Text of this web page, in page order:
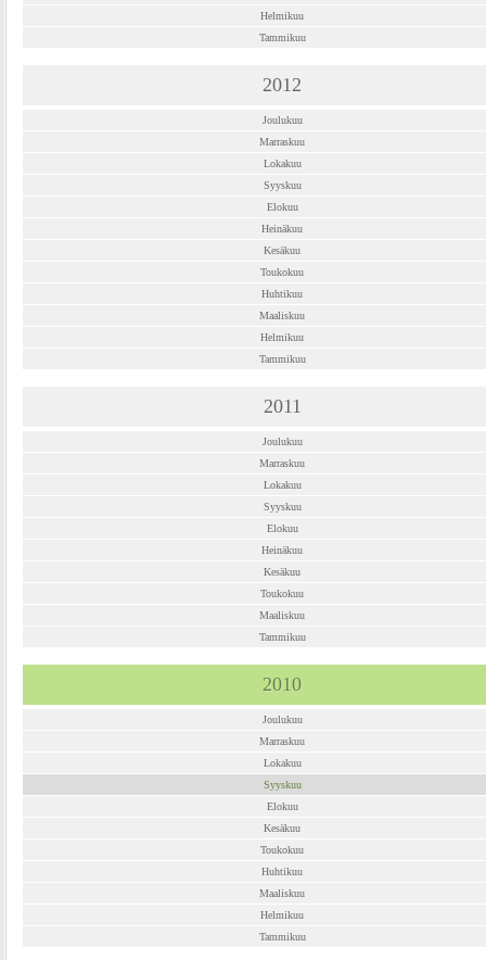
Helmikuu
Tammikuu
2012
Joulukuu
Marraskuu
Lokakuu
Syyskuu
Elokuu
Heinäkuu
Kesäkuu
Toukokuu
Huhtikuu
Maaliskuu
Helmikuu
Tammikuu
2011
Joulukuu
Marraskuu
Lokakuu
Syyskuu
Elokuu
Heinäkuu
Kesäkuu
Toukokuu
Maaliskuu
Tammikuu
2010
Joulukuu
Marraskuu
Lokakuu
Syyskuu
Elokuu
Kesäkuu
Toukokuu
Huhtikuu
Maaliskuu
Helmikuu
Tammikuu